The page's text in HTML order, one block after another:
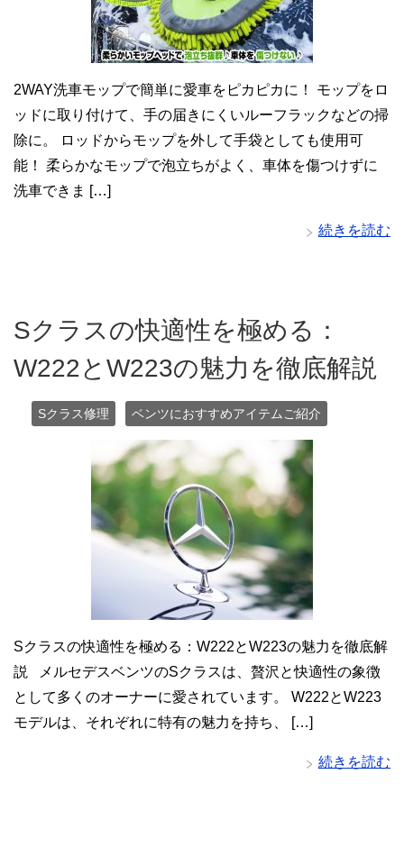
2WAY洗車モップで簡単に愛車をピカピカに！ モップをロ
ッドに取り付けて、手の届きにくいルーフラックなどの掃
除に。 ロッドからモップを外して手袋としても使用可
能！ 柔らかなモップで泡立ちがよく、車体を傷つけずに
洗車できま […]
続きを読む
Sクラスの快適性を極める：
W222とW223の魅力を徹底解説
Sクラス修理 ベンツにおすすめアイテムご紹介
Sクラスの快適性を極める：W222とW223の魅力を徹底解
説 メルセデスベンツのSクラスは、贅沢と快適性の象徴
として多くのオーナーに愛されています。 W222とW223
モデルは、それぞれに特有の魅力を持ち、 […]
続きを読む